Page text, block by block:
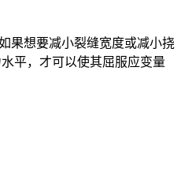
果想要减小裂缝宽度或减小挠
平，才可以使其屈服应变量